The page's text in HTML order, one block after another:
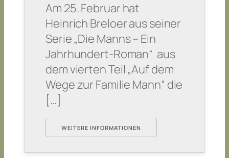
Am 25. Februar hat
Heinrich Breloer aus seiner
Serie „Die Manns – Ein
Jahrhundert-Roman“ aus
dem vierten Teil „Auf dem
Wege zur Familie Mann“ die
[…]
WEITERE INFORMATIONEN